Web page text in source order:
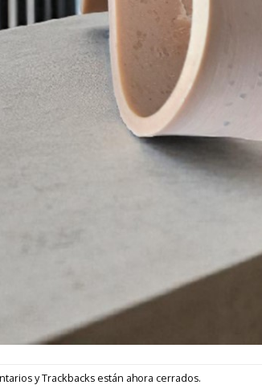
y Trackbacks están ahora cerrados.